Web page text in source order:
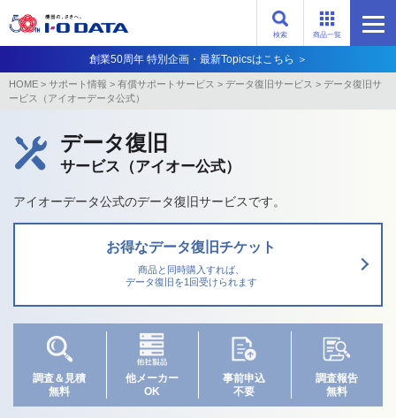
商品一覧
検索
創業50周年 特別企画・最新Topicsはこちら ＞
HOME > サポート情報 > 有償サポートサービス > データ復旧サービス > データ復旧サ
ービス（アイオーデータ公式）
データ復旧
サービス（アイオー公式）
アイオーデータ公式のデータ復旧サービスです。
お得なデータ復旧チケット
商品と同時購入すれば、
データ復旧を1回受けられます
調査＆見積
無料
他メーカー
OK
事前申込
不要
調査報告
無料